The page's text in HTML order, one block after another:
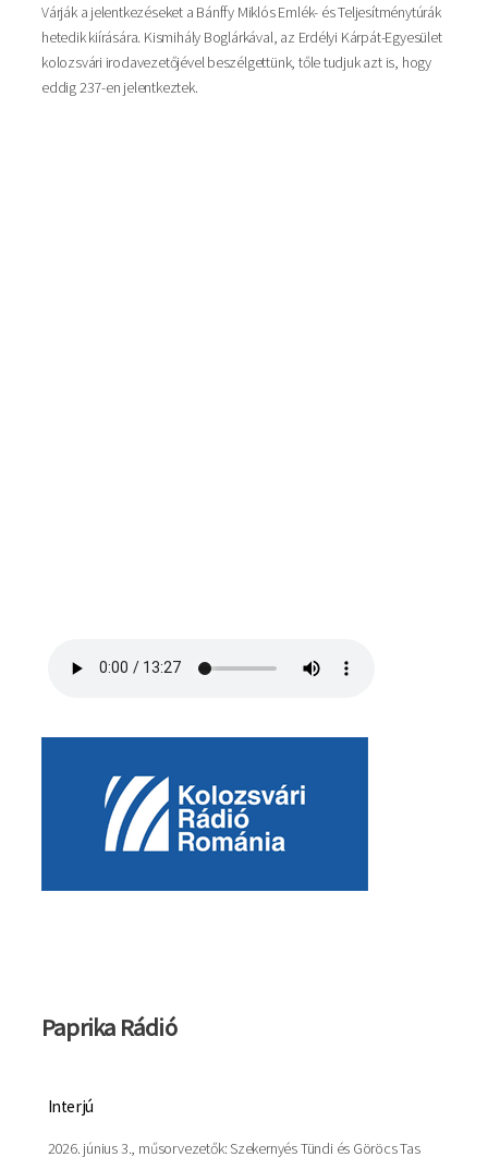
Várják a jelentkezéseket a Bánffy Miklós Emlék- és Teljesítménytúrák
hetedik kiírására. Kismihály Boglárkával, az Erdélyi Kárpát-Egyesület
kolozsvári irodavezetőjével beszélgettünk, tőle tudjuk azt is, hogy
eddig 237-en jelentkeztek.
Paprika Rádió
Interjú
2026. június 3., műsorvezetők: Szekernyés Tündi és Göröcs Tas